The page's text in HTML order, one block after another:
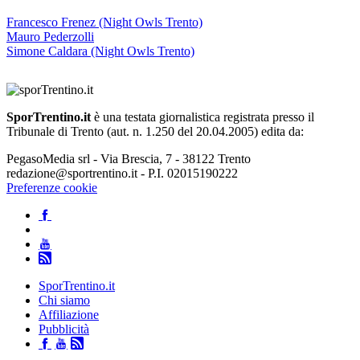
Francesco Frenez (Night Owls Trento)
Mauro Pederzolli
Simone Caldara (Night Owls Trento)
SporTrentino.it è una testata giornalistica registrata presso il
Tribunale di Trento (aut. n. 1.250 del 20.04.2005) edita da:
PegasoMedia srl - Via Brescia, 7 - 38122 Trento
redazione@sportrentino.it - P.I. 02015190222
Preferenze cookie
SporTrentino.it
Chi siamo
Affiliazione
Pubblicità